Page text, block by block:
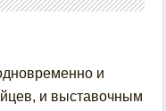
и
и выставочным